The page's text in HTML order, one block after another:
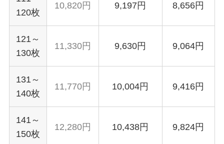
120枚
10,820円 9,197円 8,656円
121～
130枚
11,330円 9,630円 9,064円
131～
140枚
11,770円 10,004円 9,416円
141～
150枚
12,280円 10,438円 9,824円